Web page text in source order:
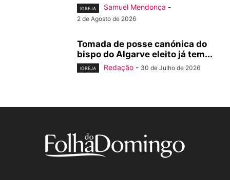
IGREJA Samuel Mendonça -
2 de Agosto de 2026
Tomada de posse canónica do
bispo do Algarve eleito já tem...
IGREJA Redação - 30 de Julho de 2026